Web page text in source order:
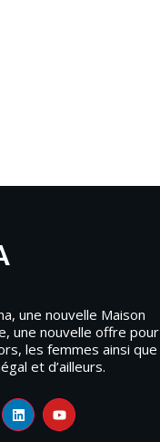
une nouvelle Maison
une nouvelle offre pour
les femmes ainsi que
et d’ailleurs.